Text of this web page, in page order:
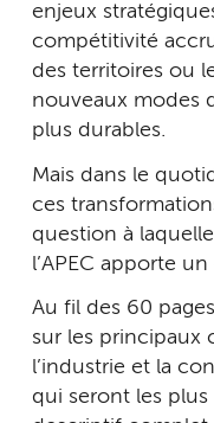
enjeux
compétitivité
des territoires ou
nouveaux modes
plus durables.
Mais dans le
ces
question à
l’APEC apporte un
Au fil des 60
sur les principaux
l’industrie et la
qui seront les plus